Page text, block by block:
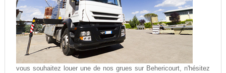
vous souhaitez louer une de nos grues sur Behericourt, n'hésitez